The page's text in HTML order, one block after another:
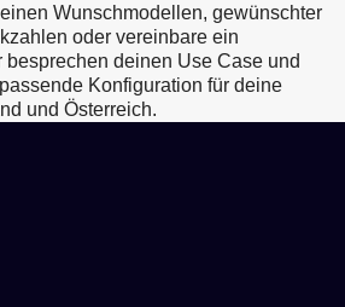
Wunschmodellen, gewünschter
oder vereinbare ein
besprechen deinen Use Case und
Konfiguration für deine
und Österreich.